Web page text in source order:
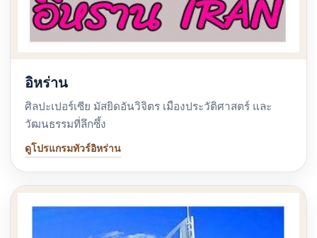
อิหร่าน
ศิลปะเปอร์เซีย มัสยิดอันวิจิตร เมืองประวัติศาสตร์ และ
วัฒนธรรมที่ลึกซึ้ง
ดูโปรแกรมทัวร์อิหร่าน